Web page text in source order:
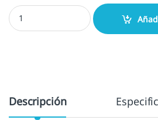
Colop C20 - 14x38 mm cantidad
Descripción